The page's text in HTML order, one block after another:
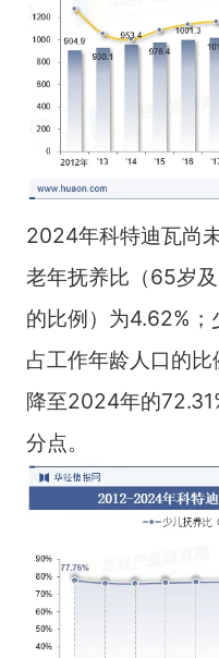
2024年科特迪瓦尚
老年抚养比（65岁
的比例）为4.62%
占工作年龄人口的
降至2024年的
分点。